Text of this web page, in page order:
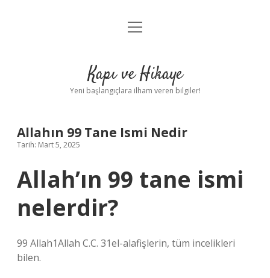
Anasayfa
Yasal Uyarı
menüyü
Kapı ve Hikaye
Yeni başlangıçlara ilham veren bilgiler!
Allahın 99 Tane Ismi Nedir
Tarih: Mart 5, 2025
Allah’ın 99 tane ismi
nelerdir?
99 Allah1Allah C.C. 31el-alafişlerin, tüm incelikleri
bilen.